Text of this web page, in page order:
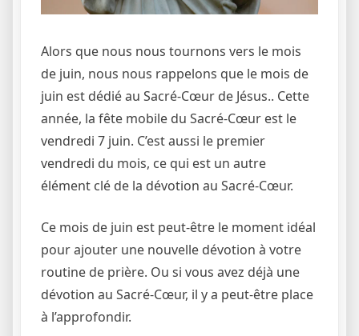
Alors que nous nous tournons vers le mois
de juin, nous nous rappelons que le mois de
juin est dédié au Sacré-Cœur de Jésus.. Cette
année, la fête mobile du Sacré-Cœur est le
vendredi 7 juin. C’est aussi le premier
vendredi du mois, ce qui est un autre
élément clé de la dévotion au Sacré-Cœur.
Ce mois de juin est peut-être le moment idéal
pour ajouter une nouvelle dévotion à votre
routine de prière. Ou si vous avez déjà une
dévotion au Sacré-Cœur, il y a peut-être place
à l’approfondir.